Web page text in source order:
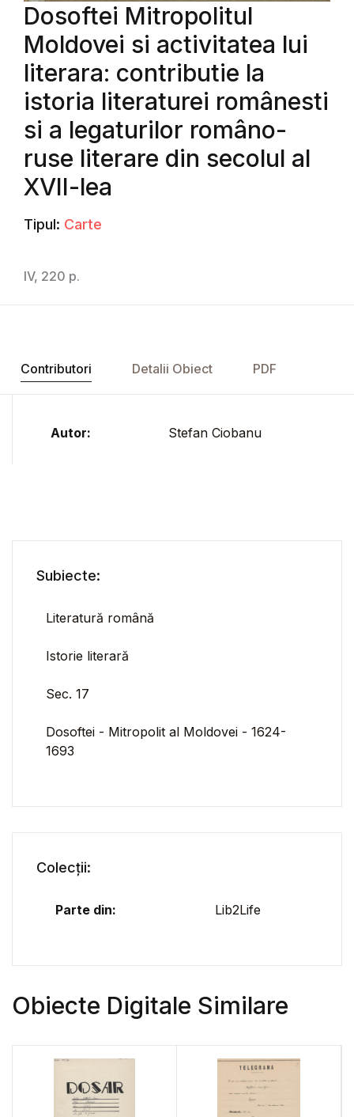
Dosoftei Mitropolitul
Moldovei si activitatea lui
literara: contributie la
istoria literaturei românesti
si a legaturilor româno-
ruse literare din secolul al
XVII-lea
Tipul: Carte
IV, 220 p.
Contributori Detalii Obiect PDF
Autor: Stefan Ciobanu
Subiecte:
Literatură română
Istorie literară
Sec. 17
Dosoftei - Mitropolit al Moldovei - 1624-
1693
Colecții:
Parte din: Lib2Life
Obiecte Digitale Similare